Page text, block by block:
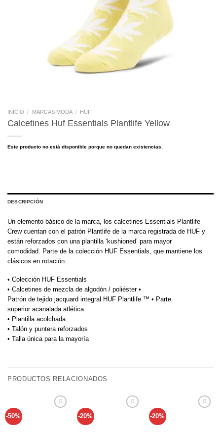
INICIO / MARCAS MODA / HUF
Calcetines Huf Essentials Plantlife Yellow
Este producto no está disponible porque no quedan existencias.
DESCRIPCIÓN
Un elemento básico de la marca, los calcetines Essentials Plantlife
Crew cuentan con el patrón Plantlife de la marca registrada de HUF y
están reforzados con una plantilla ‘kushioned’ para mayor
comodidad. Parte de la colección HUF Essentials, que mantiene los
clásicos en rotación.
• Colección HUF Essentials
• Calcetines de mezcla de algodón / poliéster •
Patrón de tejido jacquard integral HUF Plantlife ™ • Parte
superior acanalada atlética
• Plantilla acolchada
• Talón y puntera reforzados
• Talla única para la mayoría
PRODUCTOS RELACIONADOS
-50% -20% -20%